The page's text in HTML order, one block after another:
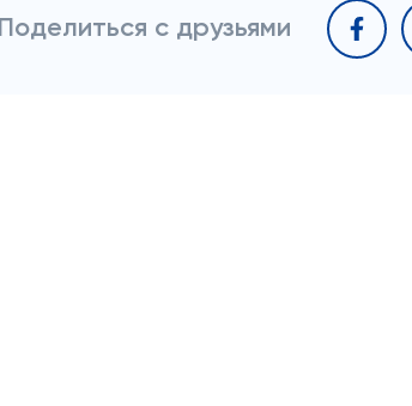
Поделиться с друзьями